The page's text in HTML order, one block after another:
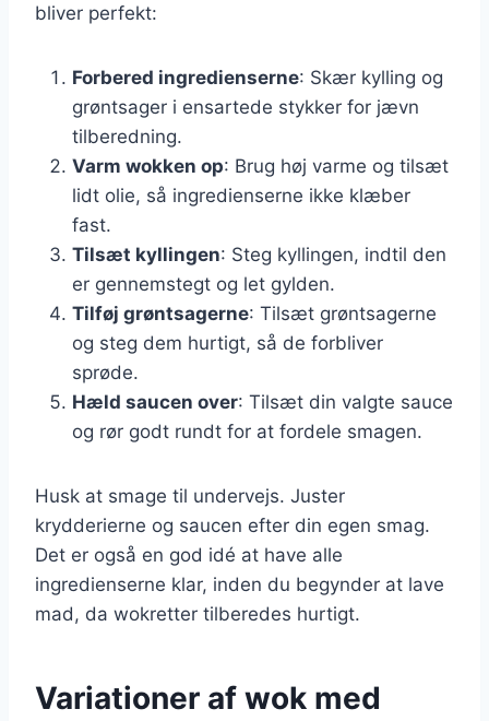
bliver perfekt:
Forbered ingredienserne: Skær kylling og
grøntsager i ensartede stykker for jævn
tilberedning.
Varm wokken op: Brug høj varme og tilsæt
lidt olie, så ingredienserne ikke klæber
fast.
Tilsæt kyllingen: Steg kyllingen, indtil den
er gennemstegt og let gylden.
Tilføj grøntsagerne: Tilsæt grøntsagerne
og steg dem hurtigt, så de forbliver
sprøde.
Hæld saucen over: Tilsæt din valgte sauce
og rør godt rundt for at fordele smagen.
Husk at smage til undervejs. Juster
krydderierne og saucen efter din egen smag.
Det er også en god idé at have alle
ingredienserne klar, inden du begynder at lave
mad, da wokretter tilberedes hurtigt.
Variationer af wok med